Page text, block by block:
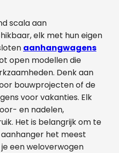
scala aan
elk met hun eigen
aanhangwagens
open modellen die
Denk aan
bouwprojecten of de
voor vakanties. Elk
en nadelen,
Het is belangrijk om te
het meest
een weloverwogen